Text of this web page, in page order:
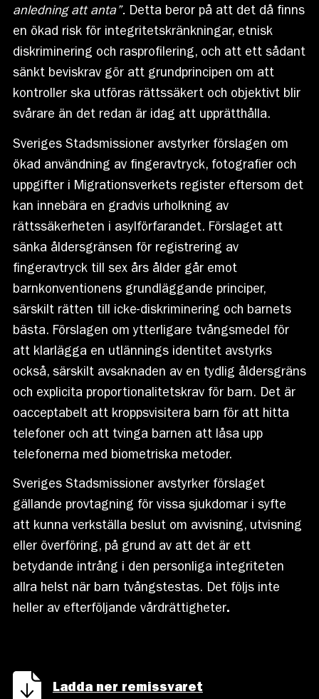
anledning att anta”. Detta beror på att det då finns
en ökad risk för integritetskränkningar, etnisk
diskriminering och rasprofilering, och att ett sådant
sänkt beviskrav gör att grundprincipen om att
kontroller ska utföras rättssäkert och objektivt blir
svårare än det redan är idag att upprätthålla.
Sveriges Stadsmissioner avstyrker förslagen om
ökad användning av fingeravtryck, fotografier och
uppgifter i Migrationsverkets register eftersom det
kan innebära en gradvis urholkning av
rättssäkerheten i asylförfarandet. Förslaget att
sänka åldersgränsen för registrering av
fingeravtryck till sex års ålder går emot
barnkonventionens grundläggande principer,
särskilt rätten till icke-diskriminering och barnets
bästa. Förslagen om ytterligare tvångsmedel för
att klarlägga en utlännings identitet avstyrks
också, särskilt avsaknaden av en tydlig åldersgräns
och explicita proportionalitetskrav för barn. Det är
oacceptabelt att kroppsvisitera barn för att hitta
telefoner och att tvinga barnen att låsa upp
telefonerna med biometriska metoder.
Sveriges Stadsmissioner avstyrker förslaget
gällande provtagning för vissa sjukdomar i syfte
att kunna verkställa beslut om avvisning, utvisning
eller överföring, på grund av att det är ett
betydande intrång i den personliga integriteten
allra helst när barn tvångstestas. Det följs inte
heller av efterföljande vårdrättigheter.
Ladda ner remissvaret